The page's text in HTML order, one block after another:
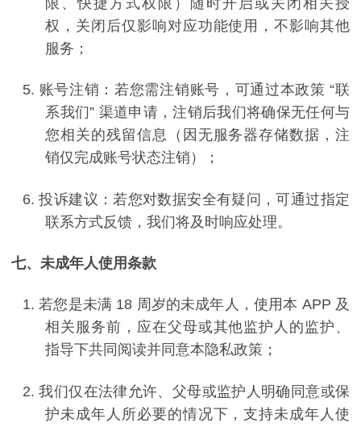
权，关闭后仅影响对应功能使用，不影响其他
服务；
5. 账号注销：若您需注销账号，可通过本政策 “联
系我们” 渠道申请，注销后我们将确保无任何与
您相关的残留信息（因无服务器存储数据，注
销仅完成账号状态注销）；
6.投诉建议：若您对数据安全有疑问，可通过指定
联系方式反馈，我们将及时响应处理。
七、未成年人使用条款
1.若您是未满 18 周岁的未成年人，使用本 APP 及
相关服务前，应在父母或其他监护人的监护、
指导下共同阅读并同意本隐私政策；
2.我们仅在法律允许、父母或监护人明确同意或保
护未成年人所必要的情况下，支持未成年人使